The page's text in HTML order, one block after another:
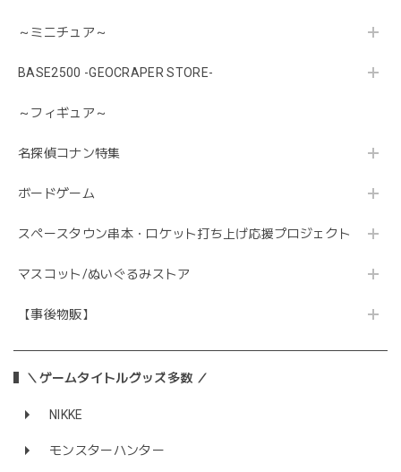
～ミニチュア～
BASE2500 -GEOCRAPER STORE-
～フィギュア～
名探偵コナン特集
ボードゲーム
スペースタウン串本・ロケット打ち上げ応援プロジェクト
マスコット/ぬいぐるみストア
【事後物販】
＼ゲームタイトルグッズ多数 ／
NIKKE
モンスターハンター